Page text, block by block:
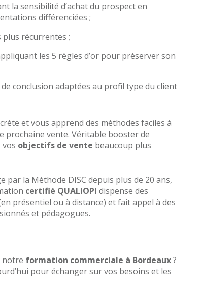
la sensibilité d’achat du prospect en
différenciées ;
récurrentes ;
les 5 règles d’or pour préserver son
conclusion adaptées au profil type du client
et vous apprend des méthodes faciles à
prochaine vente. Véritable booster de
objectifs de vente beaucoup plus
par la Méthode DISC depuis plus de 20 ans,
certifié QUALIOPI dispense des
présentiel ou à distance) et fait appel à des
et pédagogues.
notre formation commerciale à Bordeaux?
pour échanger sur vos besoins et les